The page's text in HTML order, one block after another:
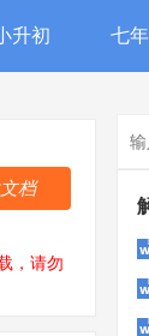
升初 七
，请勿
档